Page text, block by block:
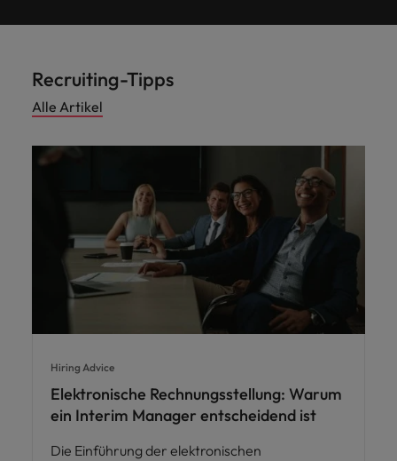
Recruiting-Tipps
Alle Artikel
Hiring Advice
Elektronische Rechnungsstellung: Warum
ein Interim Manager entscheidend ist
Die Einführung der elektronischen